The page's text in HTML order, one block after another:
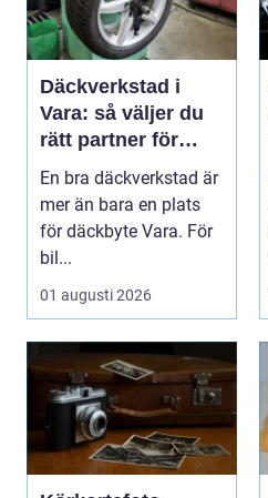
Däckverkstad i
Vara: så väljer du
rätt partner för
säker körning året
runt
En bra däckverkstad är
mer än bara en plats
för däckbyte Vara. För
bil...
01 augusti 2026